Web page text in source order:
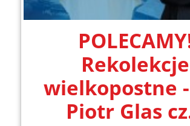
Rekolekcje
wielkopostne
Piotr Glas